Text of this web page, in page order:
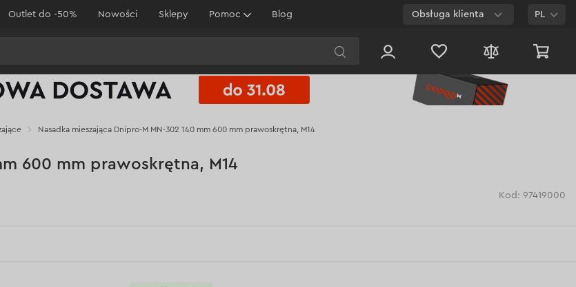
Outlet do -50% Nowości Sklepy Pomoc Blog Obsługa klienta
Czat na
stronie
PL
Nasadka mieszająca Dnipro-M MN-302 140 mm 600 mm prawoskrętna, M14
600 mm prawoskrętna, M14
Kod: 97419000